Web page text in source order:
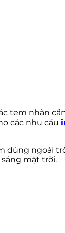
tem nhãn
các nhu cầu
dùng ngoài
mặt trời.